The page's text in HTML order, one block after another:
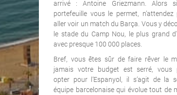
arrivé : Antoine Griezmann. Alors
portefeuille vous le permet, n’attendez
aller voir un match du Barça. Vous y
le stade du Camp Nou, le plus grand
avec presque 100 000 places.
Bref, vous êtes sûr de faire rêver le
jamais votre budget est serré, vous
opter pour l’Espanyol, il s’agit de la
équipe barcelonaise qui évolue tout de